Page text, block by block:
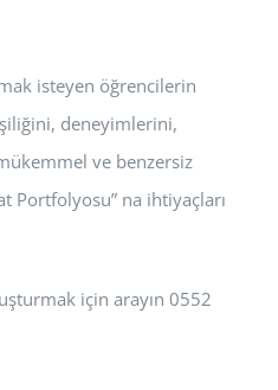
isteyen öğrencilerin
deneyimlerini,
ve benzersiz
Portfolyosu” na ihtiyaçları
için arayın 0552